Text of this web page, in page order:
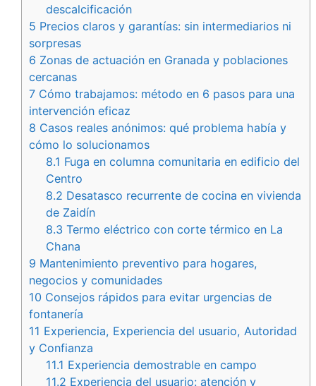
descalcificación
5 Precios claros y garantías: sin intermediarios ni
sorpresas
6 Zonas de actuación en Granada y poblaciones
cercanas
7 Cómo trabajamos: método en 6 pasos para una
intervención eficaz
8 Casos reales anónimos: qué problema había y
cómo lo solucionamos
8.1 Fuga en columna comunitaria en edificio del
Centro
8.2 Desatasco recurrente de cocina en vivienda
de Zaidín
8.3 Termo eléctrico con corte térmico en La
Chana
9 Mantenimiento preventivo para hogares,
negocios y comunidades
10 Consejos rápidos para evitar urgencias de
fontanería
11 Experiencia, Experiencia del usuario, Autoridad
y Confianza
11.1 Experiencia demostrable en campo
11.2 Experiencia del usuario: atención y